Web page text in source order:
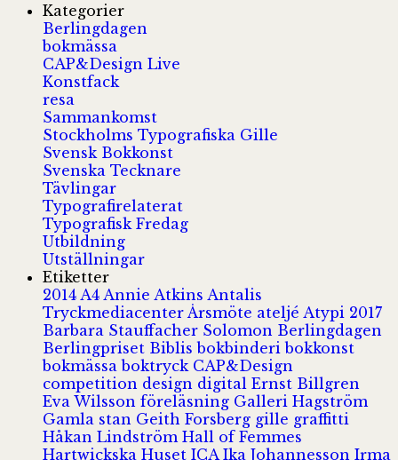
Kategorier
Berlingdagen
bokmässa
CAP&Design Live
Konstfack
resa
Sammankomst
Stockholms Typografiska Gille
Svensk Bokkonst
Svenska Tecknare
Tävlingar
Typografirelaterat
Typografisk Fredag
Utbildning
Utställningar
Etiketter
2014 A4 Annie Atkins Antalis
Tryckmediacenter Årsmöte ateljé Atypi 2017
Barbara Stauffacher Solomon Berlingdagen
Berlingpriset Biblisbokbinderibokkonst
bokmässaboktryck CAP&Design
competition design digital Ernst Billgren
Eva Wilsson föreläsning Galleri Hagström
Gamla stan Geith Forsberg gille graffitti
Håkan Lindström Hall of Femmes
Hartwickska Huset ICA Ika Johannesson Irma